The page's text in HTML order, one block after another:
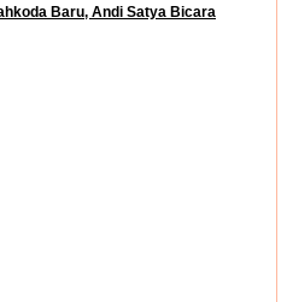
Baru, Andi Satya Bicara